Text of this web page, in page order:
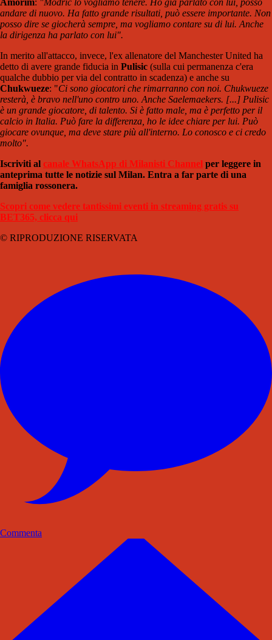
Amorim: "Modric lo vogliamo tenere. Ho già parlato con lui, posso
andare di nuovo. Ha fatto grande risultati, può essere importante. Non
posso dire se giocherà sempre, ma vogliamo contare su di lui. Anche
la dirigenza ha parlato con lui".
In merito all'attacco, invece, l'ex allenatore del Manchester United ha
detto di avere grande fiducia in Pulisic (sulla cui permanenza c'era
qualche dubbio per via del contratto in scadenza) e anche su
Chukwueze: "Ci sono giocatori che rimarranno con noi. Chukwueze
resterà, è bravo nell'uno contro uno. Anche Saelemaekers. [...] Pulisic
è un grande giocatore, di talento. Si è fatto male, ma è perfetto per il
calcio in Italia. Può fare la differenza, ho le idee chiare per lui. Può
giocare ovunque, ma deve stare più all'interno. Lo conosco e ci credo
molto".
Iscriviti al canale WhatsApp di Milanisti Channel per leggere in
anteprima tutte le notizie sul Milan. Entra a far parte di una
famiglia rossonera.
Scopri come vedere tantissimi eventi in streaming gratis su
BET365, clicca qui
© RIPRODUZIONE RISERVATA
Commenta